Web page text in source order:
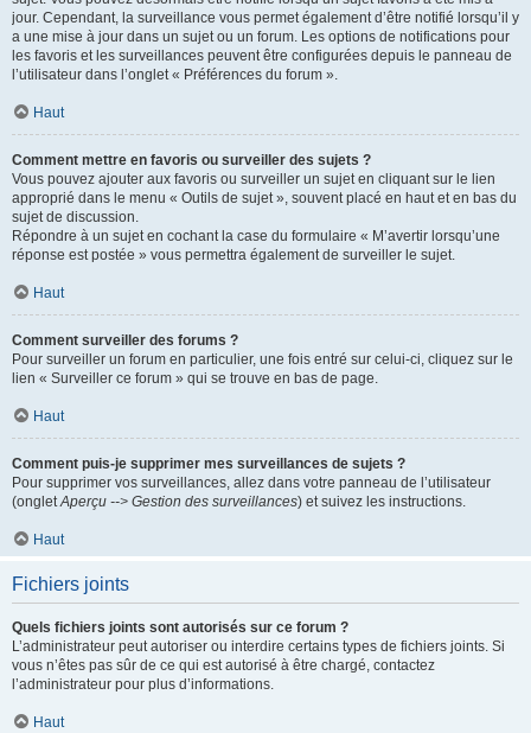
jour. Cependant, la surveillance vous permet également d’être notifié lorsqu’il y
a une mise à jour dans un sujet ou un forum. Les options de notifications pour
les favoris et les surveillances peuvent être configurées depuis le panneau de
l’utilisateur dans l’onglet « Préférences du forum ».
Haut
Comment mettre en favoris ou surveiller des sujets ?
Vous pouvez ajouter aux favoris ou surveiller un sujet en cliquant sur le lien
approprié dans le menu « Outils de sujet », souvent placé en haut et en bas du
sujet de discussion.
Répondre à un sujet en cochant la case du formulaire « M’avertir lorsqu’une
réponse est postée » vous permettra également de surveiller le sujet.
Haut
Comment surveiller des forums ?
Pour surveiller un forum en particulier, une fois entré sur celui-ci, cliquez sur le
lien « Surveiller ce forum » qui se trouve en bas de page.
Haut
Comment puis-je supprimer mes surveillances de sujets ?
Pour supprimer vos surveillances, allez dans votre panneau de l’utilisateur
(ongletAperçu --> Gestion des surveillances) et suivez les instructions.
Haut
Fichiers joints
Quels fichiers joints sont autorisés sur ce forum ?
L’administrateur peut autoriser ou interdire certains types de fichiers joints. Si
vous n’êtes pas sûr de ce qui est autorisé à être chargé, contactez
l’administrateur pour plus d’informations.
Haut